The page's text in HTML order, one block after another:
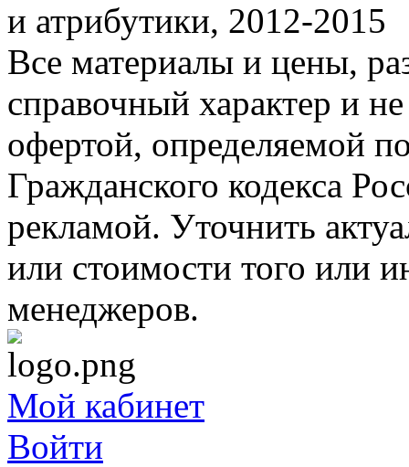
и атрибутики, 2012-2015
Все материалы и цены,
справочный характер и
офертой, определяемой
Гражданского кодекса
рекламой. Уточнить
или стоимости того или
менеджеров.
Мой кабинет
Войти